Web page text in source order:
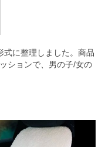
式に整理しました。商品
ションで、男の子/女の